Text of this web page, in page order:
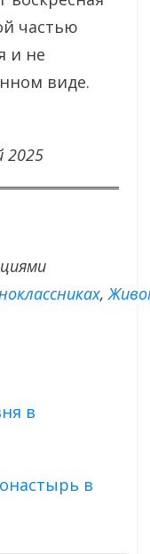
частью
и не
виде.
2025
,
в
в